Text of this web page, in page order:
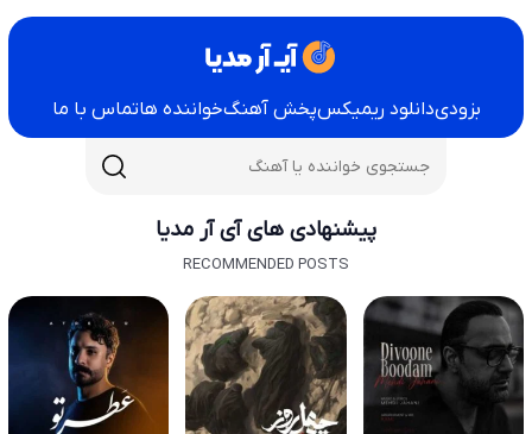
بزودیدانلود ریمیکسپخش آهنگخواننده هاتماس با ما
پیشنهادی های آی آر مدیا
RECOMMENDED POSTS